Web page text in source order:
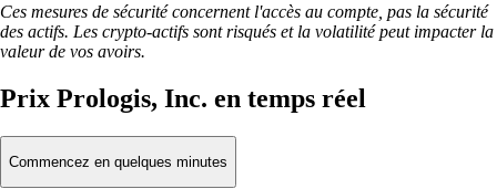
Ces mesures de sécurité concernent l'accès au compte, pas la sécurité
des actifs. Les crypto-actifs sont risqués et la volatilité peut impacter la
valeur de vos avoirs.
Prix Prologis, Inc. en temps réel
Commencez en quelques minutes